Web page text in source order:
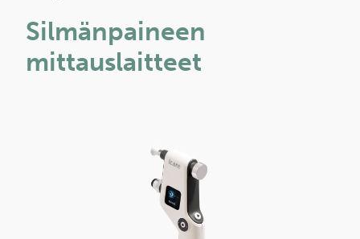
Silmänpaineen
mittauslaitteet